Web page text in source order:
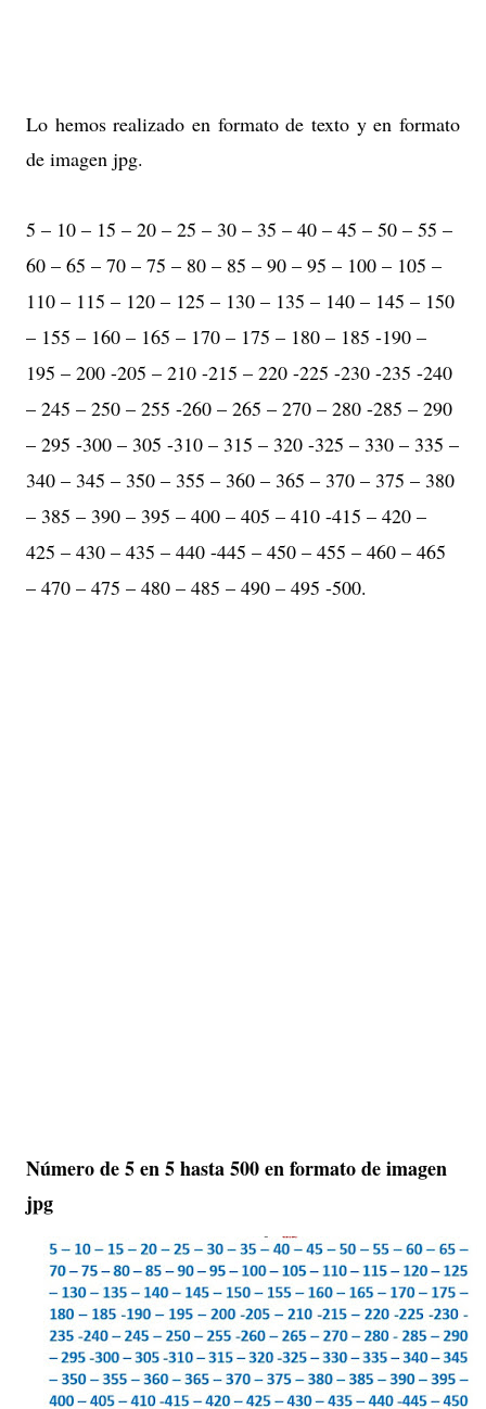
Lo hemos realizado en formato de texto y en formato
de imagen jpg.
5 – 10 – 15 – 20 – 25 – 30 – 35 – 40 – 45 – 50 – 55 –
60 – 65 – 70 – 75 – 80 – 85 – 90 – 95 – 100 – 105 –
110 – 115 – 120 – 125 – 130 – 135 – 140 – 145 – 150
– 155 – 160 – 165 – 170 – 175 – 180 – 185 -190 –
195 – 200 -205 – 210 -215 – 220 -225 -230 -235 -240
– 245 – 250 – 255 -260 – 265 – 270 – 280 -285 – 290
– 295 -300 – 305 -310 – 315 – 320 -325 – 330 – 335 –
340 – 345 – 350 – 355 – 360 – 365 – 370 – 375 – 380
– 385 – 390 – 395 – 400 – 405 – 410 -415 – 420 –
425 – 430 – 435 – 440 -445 – 450 – 455 – 460 – 465
– 470 – 475 – 480 – 485 – 490 – 495 -500.
Número de 5 en 5 hasta 500 en formato de imagen
jpg